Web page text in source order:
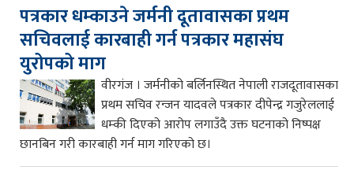
पत्रकार धम्काउने जर्मनी दूतावासका प्रथम
सचिवलाई कारबाही गर्न पत्रकार महासंघ
युरोपको माग
वीरगंज । जर्मनीको बर्लिनस्थित नेपाली राजदूतावासका
प्रथम सचिव रन्जन यादवले पत्रकार दीपेन्द्र गजुरेललाई
धम्की दिएको आरोप लगाउँदै उक्त घटनाको निष्पक्ष
छानबिन गरी कारबाही गर्न माग गरिएको छ।